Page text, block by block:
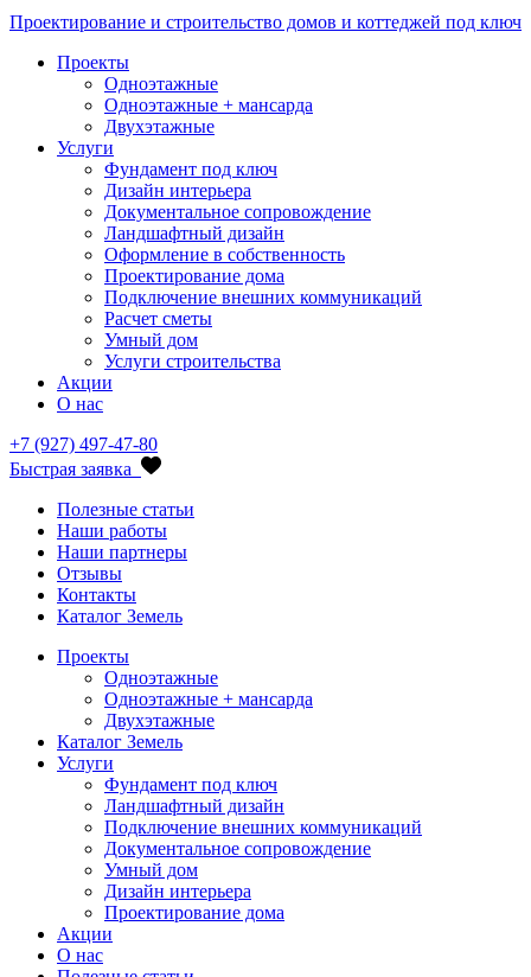
Проектирование и строительство домов и коттеджей под ключ
Проекты
Одноэтажные
Одноэтажные + мансарда
Двухэтажные
Услуги
Фундамент под ключ
Дизайн интерьера
Документальное сопровождение
Ландшафтный дизайн
Оформление в собственность
Проектирование дома
Подключение внешних коммуникаций
Расчет сметы
Умный дом
Услуги строительства
Акции
О нас
+7 (927) 497-47-80
Быстрая заявка
Полезные статьи
Наши работы
Наши партнеры
Отзывы
Контакты
Каталог Земель
Проекты
Одноэтажные
Одноэтажные + мансарда
Двухэтажные
Каталог Земель
Услуги
Фундамент под ключ
Ландшафтный дизайн
Подключение внешних коммуникаций
Документальное сопровождение
Умный дом
Дизайн интерьера
Проектирование дома
Акции
О нас